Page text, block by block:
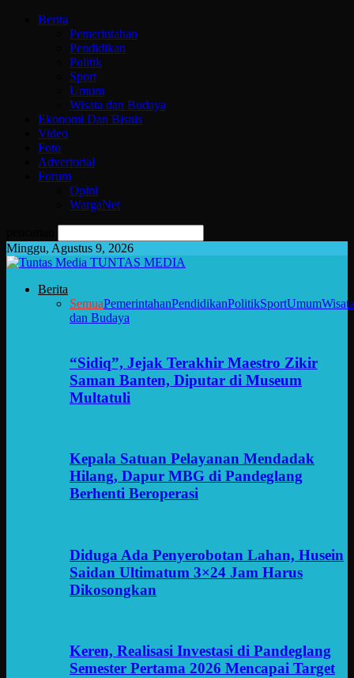
Berita
Pemerintahan
Pendidikan
Politik
Sport
Umum
Wisata dan Budaya
Ekonomi Dan Bisnis
Video
Foto
Advertorial
Forum
Opini
WargaNet
Minggu, Agustus 9, 2026
TUNTAS MEDIA
Berita
SemuaPemerintahanPendidikanPolitikSportUmumWisata
dan Budaya
“Sidiq”, Jejak Terakhir Maestro Zikir
Saman Banten, Diputar di Museum
Multatuli
Kepala Satuan Pelayanan Mendadak
Hilang, Dapur MBG di Pandeglang
Berhenti Beroperasi
Diduga Ada Penyerobotan Lahan, Husein
Saidan Ultimatum 3×24 Jam Harus
Dikosongkan
Keren, Realisasi Investasi di Pandeglang
Semester Pertama 2026 Mencapai Target